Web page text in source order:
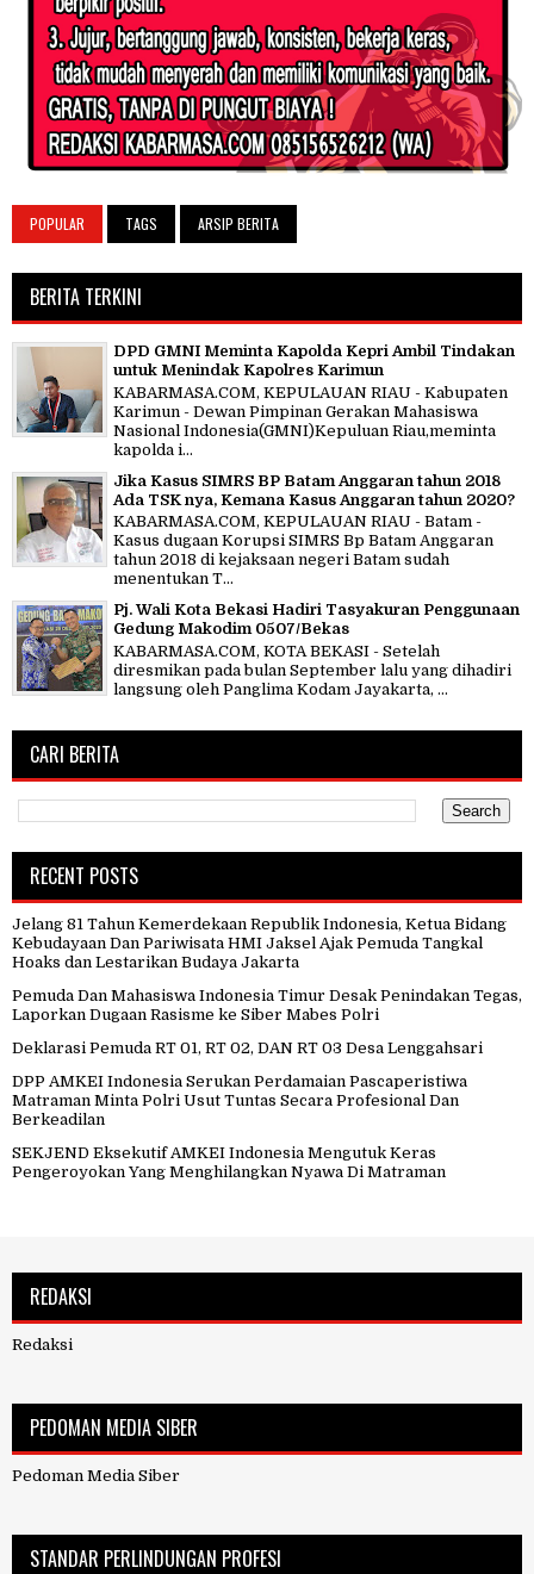
POPULAR TAGS ARSIP BERITA
BERITA TERKINI
DPD GMNI Meminta Kapolda Kepri Ambil Tindakan
untuk Menindak Kapolres Karimun
KABARMASA.COM, KEPULAUAN RIAU - Kabupaten
Karimun - Dewan Pimpinan Gerakan Mahasiswa
Nasional Indonesia(GMNI)Kepuluan Riau,meminta
kapolda i...
Jika Kasus SIMRS BP Batam Anggaran tahun 2018
Ada TSK nya, Kemana Kasus Anggaran tahun 2020?
KABARMASA.COM, KEPULAUAN RIAU - Batam -
Kasus dugaan Korupsi SIMRS Bp Batam Anggaran
tahun 2018 di kejaksaan negeri Batam sudah
menentukan T...
Pj. Wali Kota Bekasi Hadiri Tasyakuran Penggunaan
Gedung Makodim 0507/Bekas
KABARMASA.COM, KOTA BEKASI - Setelah
diresmikan pada bulan September lalu yang dihadiri
langsung oleh Panglima Kodam Jayakarta, ...
CARI BERITA
RECENT POSTS
Jelang 81 Tahun Kemerdekaan Republik Indonesia, Ketua Bidang
Kebudayaan Dan Pariwisata HMI Jaksel Ajak Pemuda Tangkal
Hoaks dan Lestarikan Budaya Jakarta
Pemuda Dan Mahasiswa Indonesia Timur Desak Penindakan Tegas,
Laporkan Dugaan Rasisme ke Siber Mabes Polri
Deklarasi Pemuda RT 01, RT 02, DAN RT 03 Desa Lenggahsari
DPP AMKEI Indonesia Serukan Perdamaian Pascaperistiwa
Matraman Minta Polri Usut Tuntas Secara Profesional Dan
Berkeadilan
SEKJEND Eksekutif AMKEI Indonesia Mengutuk Keras
Pengeroyokan Yang Menghilangkan Nyawa Di Matraman
REDAKSI
Redaksi
PEDOMAN MEDIA SIBER
Pedoman Media Siber
STANDAR PERLINDUNGAN PROFESI